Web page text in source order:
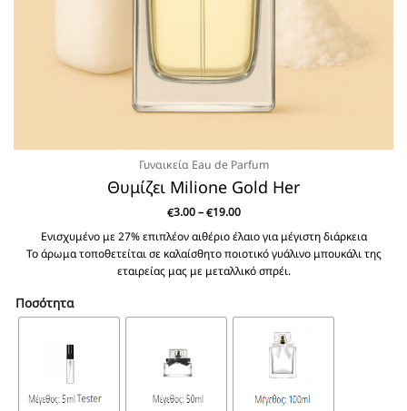
Γυναικεία Eau de Parfum
Θυμίζει Milione Gold Her
€3.00 – €19.00Price
€3.00
through
€19.00
Ενισχυμένο με 27% επιπλέον αιθέριο έλαιο για μέγιστη διάρκεια
Το άρωμα τοποθετείται σε καλαίσθητο ποιοτικό γυάλινο μπουκάλι της
εταιρείας μας με μεταλλικό σπρέι.
Ποσότητα